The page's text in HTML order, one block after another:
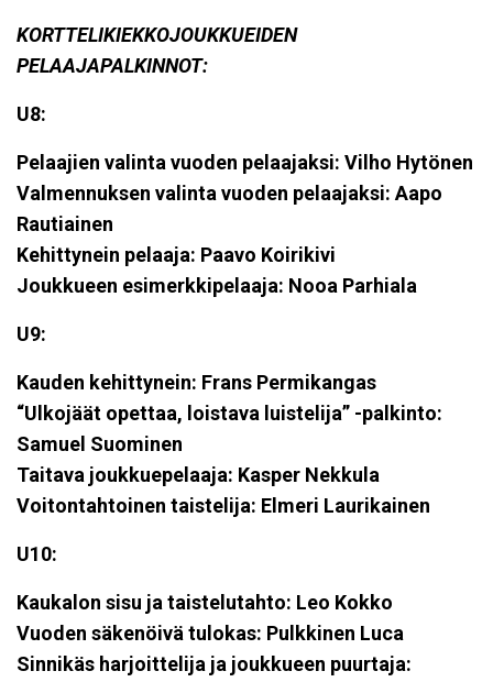
KORTTELIKIEKKOJOUKKUEIDEN
PELAAJAPALKINNOT:
U8:
Pelaajien valinta vuoden pelaajaksi: Vilho Hytönen
Valmennuksen valinta vuoden pelaajaksi: Aapo
Rautiainen
Kehittynein pelaaja: Paavo Koirikivi
Joukkueen esimerkkipelaaja: Nooa Parhiala
U9:
Kauden kehittynein: Frans Permikangas
“Ulkojäät opettaa, loistava luistelija” -palkinto:
Samuel Suominen
Taitava joukkuepelaaja: Kasper Nekkula
Voitontahtoinen taistelija: Elmeri Laurikainen
U10:
Kaukalon sisu ja taistelutahto: Leo Kokko
Vuoden säkenöivä tulokas: Pulkkinen Luca
Sinnikäs harjoittelija ja joukkueen puurtaja: